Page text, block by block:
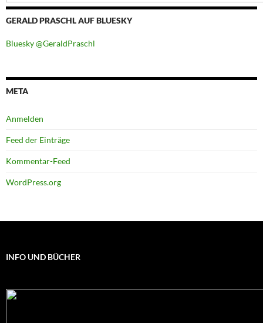
GERALD PRASCHL AUF BLUESKY
Bluesky @GeraldPraschl
META
Anmelden
Feed der Einträge
Kommentar-Feed
WordPress.org
INFO UND BÜCHER